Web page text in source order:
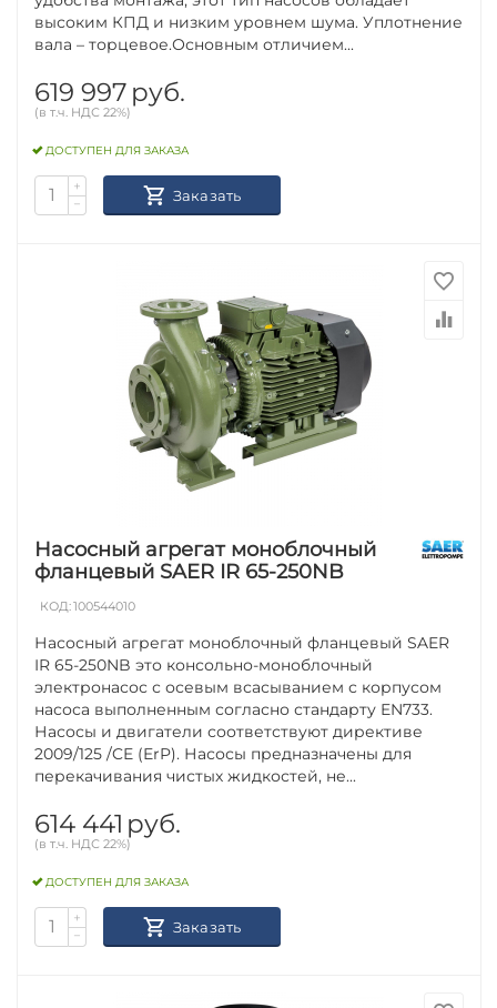
высоким КПД и низким уровнем шума. Уплотнение
вала – торцевое.Основным отличием...
619 997 руб.
(в т.ч. НДС 22%)
ДОСТУПЕН ДЛЯ ЗАКАЗА
+
−
Заказать
Насосный агрегат моноблочный
фланцевый SAER IR 65-250NB
КОД:100544010
Насосный агрегат моноблочный фланцевый SAER
IR 65-250NB это консольно-моноблочный
электронасос с осевым всасыванием с корпусом
насоса выполненным согласно стандарту EN733.
Насосы и двигатели соответствуют директиве
2009/125 /CE (ErP). Насосы предназначены для
перекачивания чистых жидкостей, не...
614 441 руб.
(в т.ч. НДС 22%)
ДОСТУПЕН ДЛЯ ЗАКАЗА
+
−
Заказать